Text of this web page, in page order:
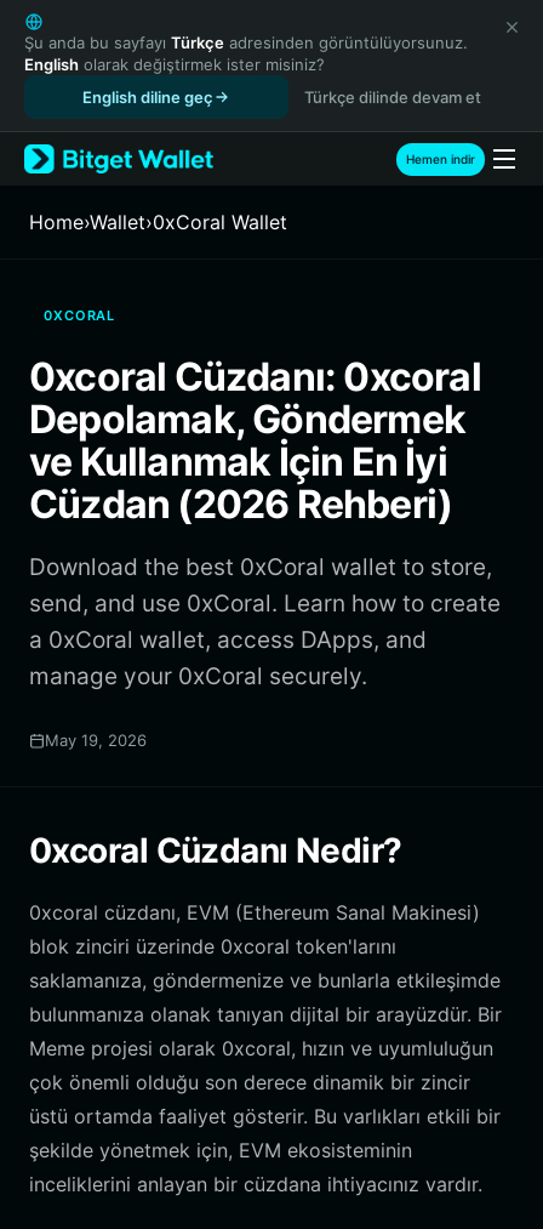
English
日本語
Tiếng Việt
Español (Latinoamérica)
Türkçe
Français
繁體中文
Bahasa Indonesia
ภาษาไทย
Español
Português (Brasil)
Şu anda bu sayfayı Türkçe adresinden görüntülüyorsunuz.
English olarak değiştirmek ister misiniz?
English diline geç
Türkçe dilinde devam et
Hemen indir
Home›Wallet›0xCoral Wallet
0XCORAL
0xcoral Cüzdanı: 0xcoral
Depolamak, Göndermek
ve Kullanmak İçin En İyi
Cüzdan (2026 Rehberi)
Download the best 0xCoral wallet to store,
send, and use 0xCoral. Learn how to create
a 0xCoral wallet, access DApps, and
manage your 0xCoral securely.
May 19, 2026
0xcoral Cüzdanı Nedir?
0xcoral cüzdanı, EVM (Ethereum Sanal Makinesi)
blok zinciri üzerinde 0xcoral token'larını
saklamanıza, göndermenize ve bunlarla etkileşimde
bulunmanıza olanak tanıyan dijital bir arayüzdür. Bir
Meme projesi olarak 0xcoral, hızın ve uyumluluğun
çok önemli olduğu son derece dinamik bir zincir
üstü ortamda faaliyet gösterir. Bu varlıkları etkili bir
şekilde yönetmek için, EVM ekosisteminin
inceliklerini anlayan bir cüzdana ihtiyacınız vardır.